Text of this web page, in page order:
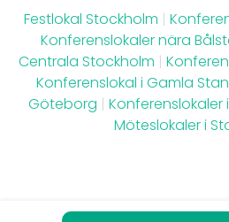
Festlokal Stockholm |
Konferenslokaler nära
Centrala Stockholm |
Konferenslokal i Gamla Stan
Göteborg |
Möteslokaler i